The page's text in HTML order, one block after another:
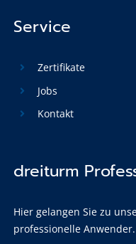
Service
Zertifikate
Jobs
Kontakt
dreiturm
Hier gelangen Sie zu
professionelle Anwender.